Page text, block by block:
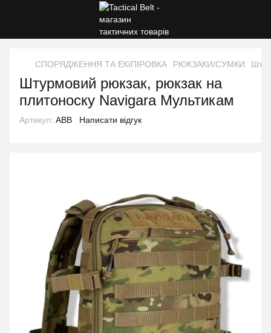
СПОРЯДЖЕННЯ ТА ЕКІПІРОВКА РЮКЗАКИ/СУМКИ
Штурмовий рюкзак, рюкзак на
плитоноску Navigara Мультикам
Артикул: ABB Написати відгук